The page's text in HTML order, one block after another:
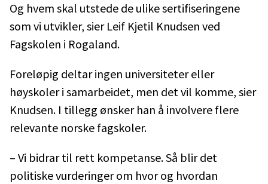
Og hvem skal utstede de ulike sertifiseringene
som vi utvikler, sier Leif Kjetil Knudsen ved
Fagskolen i Rogaland.
Foreløpig deltar ingen universiteter eller
høyskoler i samarbeidet, men det vil komme, sier
Knudsen. I tillegg ønsker han å involvere flere
relevante norske fagskoler.
– Vi bidrar til rett kompetanse. Så blir det
politiske vurderinger om hvor og hvordan